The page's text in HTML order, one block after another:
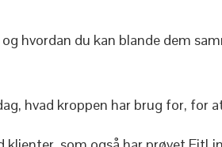
hvordan du kan blande dem
hvad kroppen har brug for, for